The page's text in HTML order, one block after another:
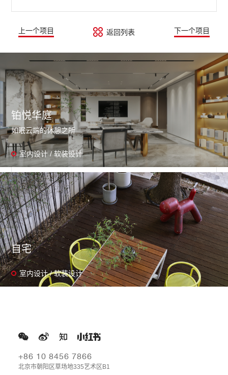
上一个项目 返回列表 下一个项目
铂悦华庭
如眠云端的休憩之所
室内设计 / 软装设计
自宅
室内设计 / 软装设计
+86 10 8456 7866
北京市朝阳区草场地335艺术区B1